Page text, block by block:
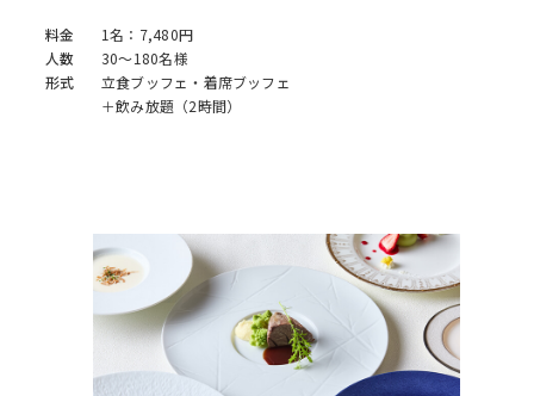
料金
1名：7,480円
人数
30～180名様
形式
立食ブッフェ・着席ブッフェ
＋飲み放題（2時間）